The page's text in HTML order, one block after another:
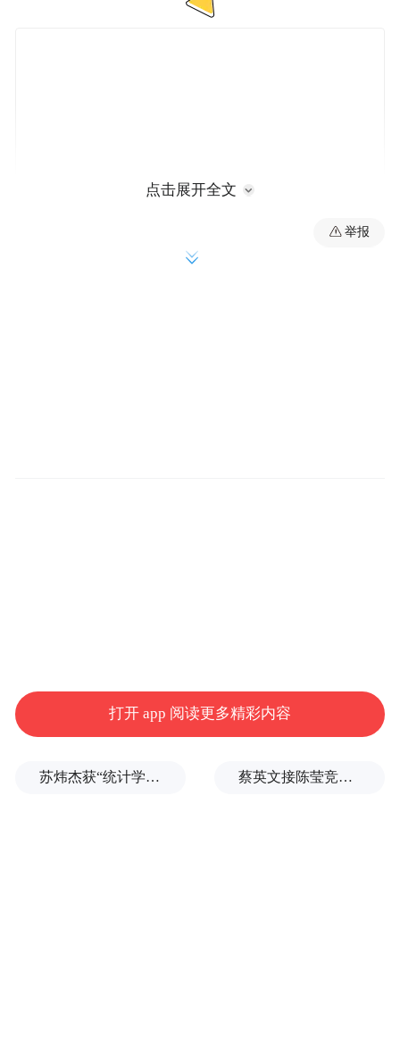
《细则》所称重大违法行为是指涉嫌犯罪或
点击展开全文
举报
打开 app 阅读更多精彩内容
苏炜杰获“统计学界的诺贝尔奖”，又是北大数院07级 蔡英文接陈莹竞选总部主委？郭正亮爆玄机：她的谋划是陈其迈